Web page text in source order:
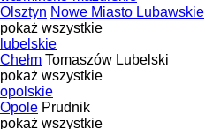
Olsztyn Nowe Miasto Lubawskie
pokaż wszystkie
lubelskie
Chełm Tomaszów Lubelski
pokaż wszystkie
opolskie
Opole Prudnik
pokaż wszystkie